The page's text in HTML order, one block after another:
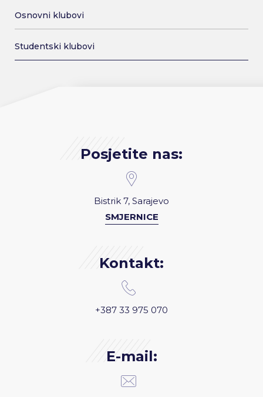
Osnovni klubovi
Studentski klubovi
Posjetite nas:
Bistrik 7, Sarajevo
SMJERNICE
Kontakt:
+387 33 975 070
E-mail: